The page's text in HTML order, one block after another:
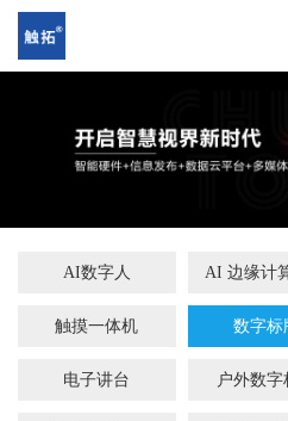
AI数字人 AI 边缘计
触摸一体机 数字标
电子讲台 户外数字